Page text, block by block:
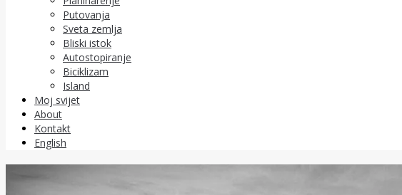
Putovanja
Sveta zemlja
Bliski istok
Autostopiranje
Biciklizam
Island
Moj svijet
About
Kontakt
English